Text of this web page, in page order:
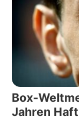
Box-
Jahren